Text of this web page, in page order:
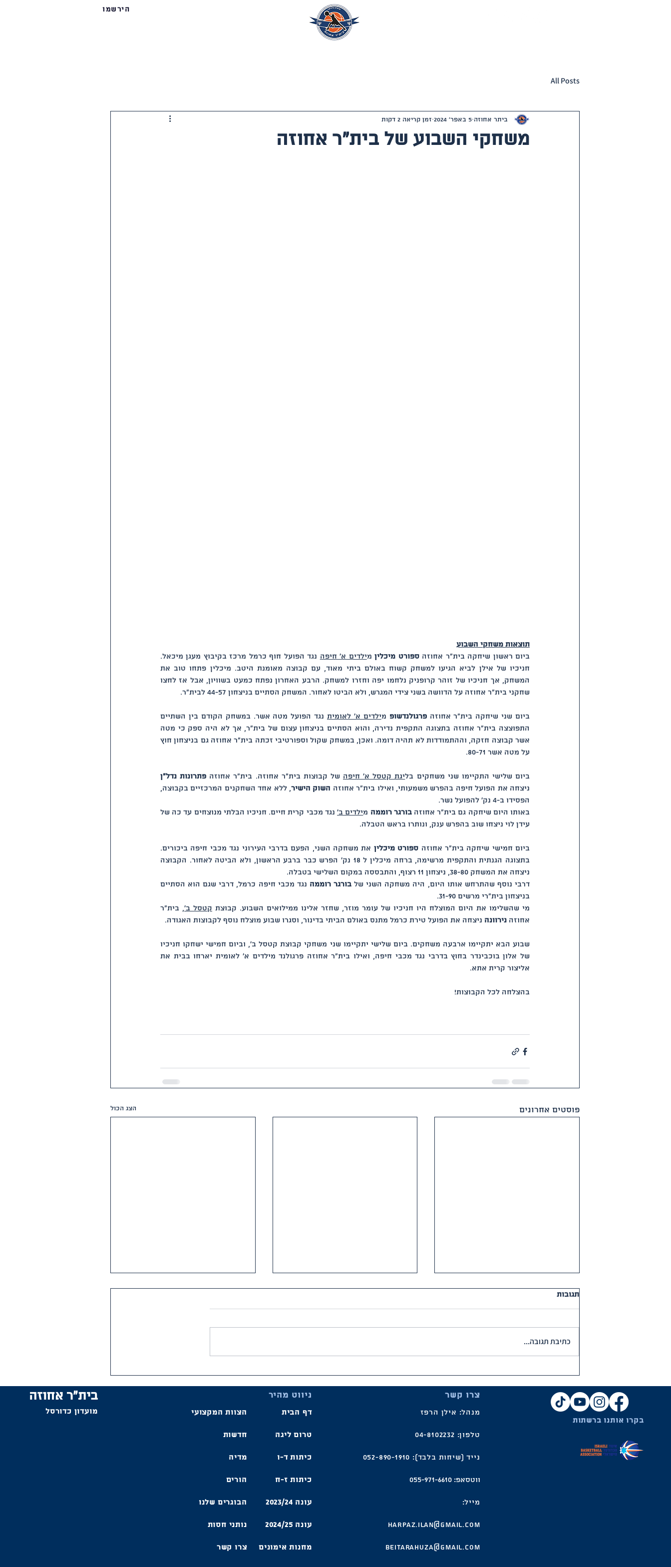
הירשמו
All Posts
משחקי השבוע של בית"ר אחוזה
ביתר אחוזה 5 באפר׳ 2024 זמן קריאה 2 דקות
תוצאות משחקי השבוע
ביום ראשון שיחקה בית"ר אחוזה ספורט מיכלין מילדים א' חיפה
שחקני בית"ר אחוזה על הדוושה בשני צידי המגרש, ולא הביטו לאחור. המשחק הסתיים בניצחון 44-57 לבית"ר.
ביום שני שיחקה בית"ר אחוזה פרגולנדשופ מילדים א' לאומית
על מטה אשר 80-71.
ביום שלישי התקיימו שני משחקים בליגת קטסל א' חיפה של קבוצות בית"ר אחוזה. בית"ר אחוזה פתרונות נדל"ן
ניצחה את הפועל חיפה בהפרש משמעותי, ואילו בית"ר אחוזה השוק הישיר
הפסידו ב-4 נק' להפועל נשר.
באותו היום שיחקה גם בית"ר אחוזה בורגר רוממה מילדים ב'
עידן לוי ניצחו שוב בהפרש ענק, ונותרו בראש הטבלה.
ביום חמישי שיחקה בית"ר אחוזה ספורט מיכלין
ניצחה את המשחק 38-80, ניצחון 11 רצוף, והתבססה במקום השלישי בטבלה.
דרבי נוסף שהתרחש אותו היום, היה משחקה השני של בורגר רוממה
בניצחון בית"רי מרשים 31-90.
מי שהשלימו את היום המוצלח היו חניכיו של עומר מוזר, שחזר אלינו ממילואים השבוע. קבוצת קטסל ב'
אחוזה נירוונה ניצחה את הפועל טירת כרמל מתנס באולם הביתי בדינור, וסגרו שבוע מוצלח נוסף לקבוצות האגודה.
אליצור קרית אתא.
בהצלחה לכל הקבוצות!
פוסטים אחרונים הצג הכול
תגובות
כתיבת תגובה...
בית"ר אחוזה
מועדון כדורסל
ניווט מהיר
הצוות המקצועי
חדשות
מדיה
הורים
הבוגרים שלנו
נותני חסות
צרו קשר
דף הבית
טרום ליגה
כיתות ד-ו
כיתות ז-ח
עונה 2023/24
עונה 2024/25
מחנות אימונים
צרו קשר
מנהל: אילן הרפז
טלפון: 04-8102232
נייד (שיחות בלבד): 052-890-1910
ווטסאפ: 055-971-6610
מייל:
harpaz.ilan@gmail.com
Beitarahuza@gmail.com
בקרו אותנו ברשתות